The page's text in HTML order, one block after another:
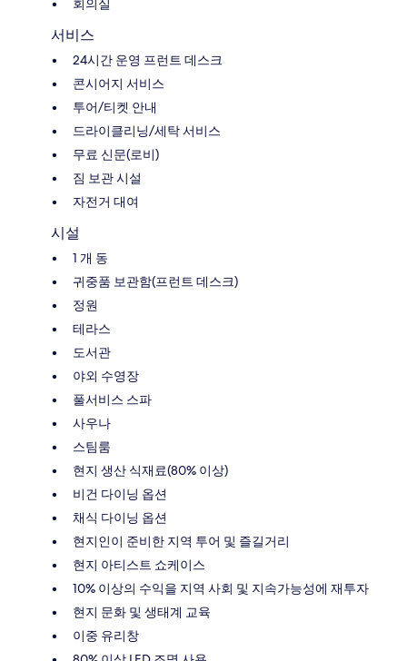
회의실
서비스
24시간 운영 프런트 데스크
콘시어지 서비스
투어/티켓 안내
드라이클리닝/세탁 서비스
무료 신문(로비)
짐 보관 시설
자전거 대여
시설
1 개 동
귀중품 보관함(프런트 데스크)
정원
테라스
도서관
야외 수영장
풀서비스 스파
사우나
스팀룸
현지 생산 식재료(80% 이상)
비건 다이닝 옵션
채식 다이닝 옵션
현지인이 준비한 지역 투어 및 즐길거리
현지 아티스트 쇼케이스
10% 이상의 수익을 지역 사회 및 지속가능성에 재투자
현지 문화 및 생태계 교육
이중 유리창